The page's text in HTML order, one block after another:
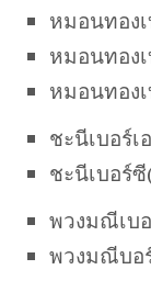
หมอนทอง
หมอนทอง
หมอนทอง
ชะนีเบอร์
ชะนีเบอร์
พวงมณีเบ
พวงมณีบอ